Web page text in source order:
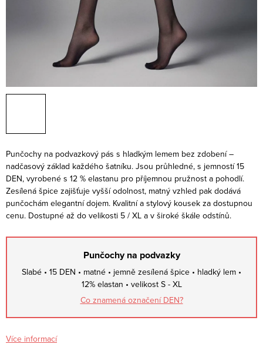
Punčochy na podvazkový pás s hladkým lemem bez zdobení –
nadčasový základ každého šatníku. Jsou průhledné, s jemností 15
DEN, vyrobené s 12 % elastanu pro příjemnou pružnost a pohodlí.
Zesílená špice zajišťuje vyšší odolnost, matný vzhled pak dodává
punčochám elegantní dojem. Kvalitní a stylový kousek za dostupnou
cenu. Dostupné až do velikosti 5 / XL a v široké škále odstínů.
Punčochy na podvazky
Slabé • 15 DEN • matné • jemně zesílená špice • hladký lem •
12% elastan • velikost S - XL
Co znamená označení DEN?
Více informací